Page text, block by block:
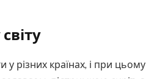
у різних країнах, і при